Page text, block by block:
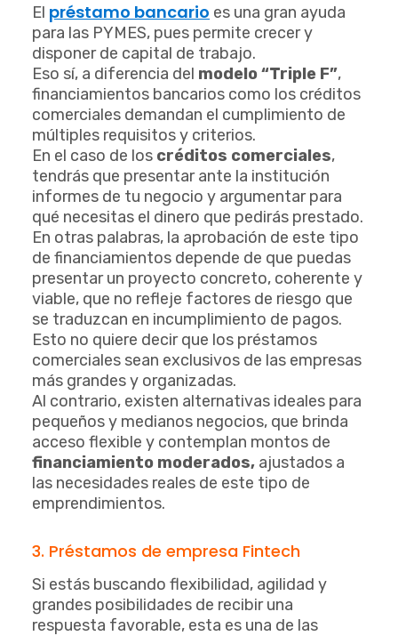
El préstamo bancario es una gran ayuda
para las PYMES, pues permite crecer y
disponer de capital de trabajo.
Eso sí, a diferencia del modelo “Triple F”,
financiamientos bancarios como los créditos
comerciales demandan el cumplimiento de
múltiples requisitos y criterios.
En el caso de los créditos comerciales,
tendrás que presentar ante la institución
informes de tu negocio y argumentar para
qué necesitas el dinero que pedirás prestado.
En otras palabras, la aprobación de este tipo
de financiamientos depende de que puedas
presentar un proyecto concreto, coherente y
viable, que no refleje factores de riesgo que
se traduzcan en incumplimiento de pagos.
Esto no quiere decir que los préstamos
comerciales sean exclusivos de las empresas
más grandes y organizadas.
Al contrario, existen alternativas ideales para
pequeños y medianos negocios, que brinda
acceso flexible y contemplan montos de
financiamiento moderados, ajustados a
las necesidades reales de este tipo de
emprendimientos.
3. Préstamos de empresa Fintech
Si estás buscando flexibilidad, agilidad y
grandes posibilidades de recibir una
respuesta favorable, esta es una de las